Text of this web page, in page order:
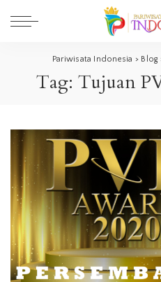
Pariwisata Indonesia > Blog
Tag: Tujuan